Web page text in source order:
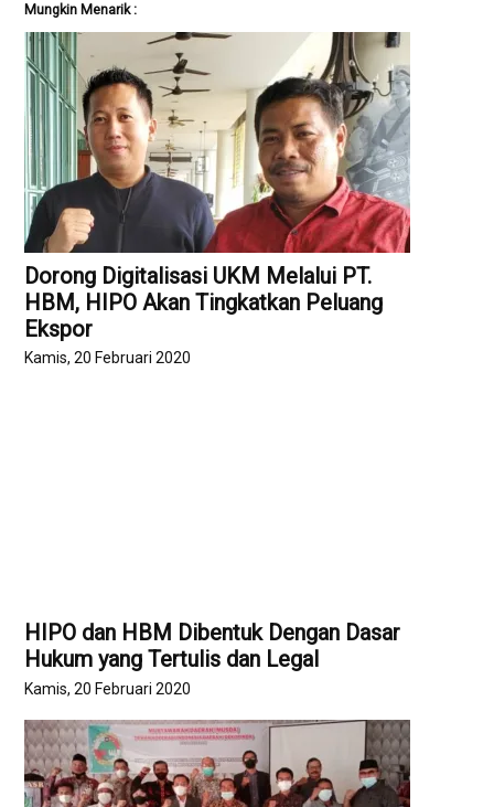
Mungkin Menarik :
Dorong Digitalisasi UKM Melalui PT.
HBM, HIPO Akan Tingkatkan Peluang
Ekspor
Kamis, 20 Februari 2020
HIPO dan HBM Dibentuk Dengan Dasar
Hukum yang Tertulis dan Legal
Kamis, 20 Februari 2020